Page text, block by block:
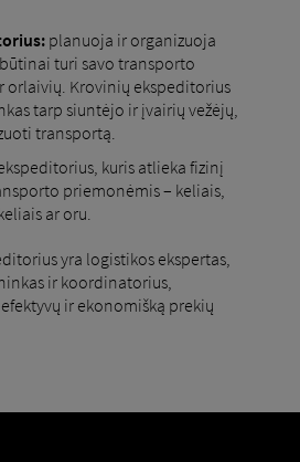
planuoja ir organizuoja
turi savo transporto
orlaivių. Krovinių ekspeditorius
tarp siuntėjo ir įvairių vežėjų,
transportą.
kuris atlieka fizinį
priemonėmis – keliais,
ar oru.
yra logistikos ekspertas,
ir koordinatorius,
ir ekonomišką prekių